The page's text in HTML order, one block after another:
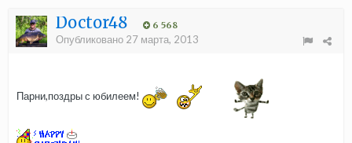
Doctor48 6 568
Опубликовано 27 марта, 2013
Парни,поздры с юбилеем!